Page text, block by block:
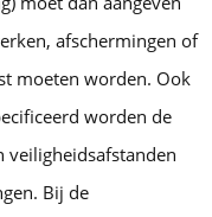
afschermingen of
moeten worden. Ook
worden de
veiligheidsafstanden
Bij de